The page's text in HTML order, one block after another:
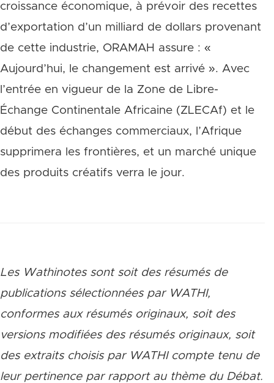
croissance économique, à prévoir des recettes
d’exportation d’un milliard de dollars provenant
de cette industrie, ORAMAH assure : «
Aujourd’hui, le changement est arrivé ». Avec
l’entrée en vigueur de la Zone de Libre-
Échange Continentale Africaine (ZLECAf) et le
début des échanges commerciaux, l’Afrique
supprimera les frontières, et un marché unique
des produits créatifs verra le jour.
Les Wathinotes sont soit des résumés de
publications sélectionnées par WATHI,
conformes aux résumés originaux, soit des
versions modifiées des résumés originaux, soit
des extraits choisis par WATHI compte tenu de
leur pertinence par rapport au thème du Débat.